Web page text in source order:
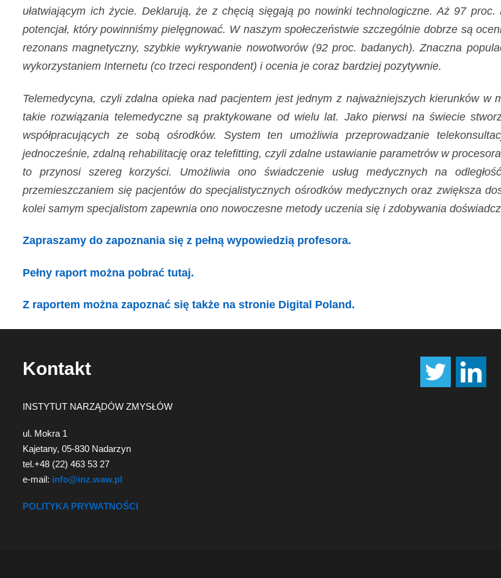
ułatwiającym ich życie. Deklarują, że z chęcią sięgają po nowinki technologiczne. Aż 97
potencjał, który powinniśmy pielęgnować. W naszym społeczeństwie szczególnie dobrze są
rezonans magnetyczny, szybkie wykrywanie nowotworów (92 proc. badanych). Znaczna
wykorzystaniem Internetu (co trzeci respondent) i ocenia je coraz bardziej pozytywnie.
Telemedycyna, czyli zdalna opieka nad pacjentem jest jednym z najważniejszych kierunków w
takie rozwiązania telemedyczne są praktykowane od wielu lat. Jako pierwsi na świecie
współpracujących ze sobą ośrodków. System ten umożliwia przeprowadzanie
jednocześnie, zdalną rehabilitację oraz telefitting, czyli zdalne ustawianie parametrów w
to przynosi szereg korzyści. Umożliwia ono świadczenie usług medycznych na
przemieszczaniem się pacjentów do specjalistycznych ośrodków medycznych oraz zwiększa
kolei samym specjalistom zapewnia ono nowoczesne metody uczenia się i zdobywania
Zapraszamy do zapoznania się z pełną wypowiedzią profesora.
Pełny raport można pobrać tutaj.
Z raportem można zapoznać się także na stronie Digital Poland.
Kontakt
INSTYTUT NARZĄDÓW ZMYSŁÓW
ul. Mokra 1
Kajetany, 05-830 Nadarzyn
tel.+48 (22) 463 53 27
e-mail: info@inz.waw.pl
POLITYKA PRYWATNOŚCI